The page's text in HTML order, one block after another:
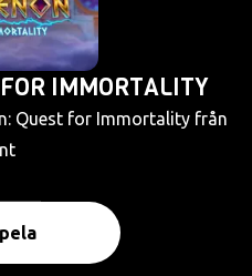
IMMORTALITY
Quest for Immortality från